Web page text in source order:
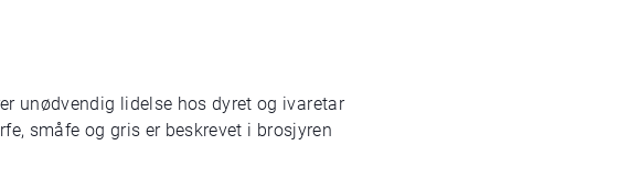
unødvendig lidelse hos dyret og ivaretar
småfe og gris er beskrevet i brosjyren